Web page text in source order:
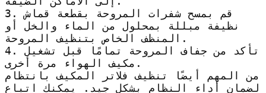
3. قم بمسح شفرات المروحة بقطعة قماش
نظيفة مبللة بمحلول من الماء والخل أو
المنظف الخاص بتنظيف المروحة.
4. تأكد من جفاف المروحة تمامًا قبل تشغيل
مكيف الهواء مرة أخرى.
من المهم أيضًا تنظيف فلاتر المكيف بانتظام
لضمان أداء النظام بشكل جيد. يمكنك اتباع